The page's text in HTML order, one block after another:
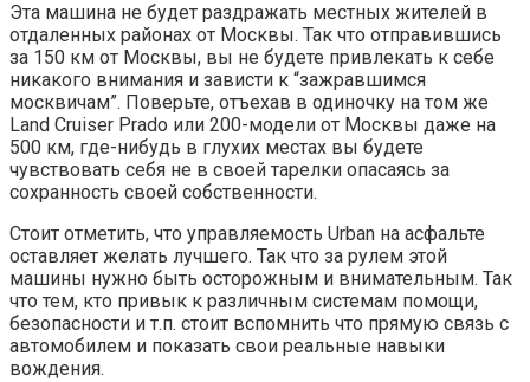
Эта машина не будет раздражать местных жителей в
отдаленных районах от Москвы. Так что отправившись
за 150 км от Москвы, вы не будете привлекать к себе
никакого внимания и зависти к “зажравшимся
москвичам”. Поверьте, отъехав в одиночку на том же
Land Cruiser Prado или 200-модели от Москвы даже на
500 км, где-нибудь в глухих местах вы будете
чувствовать себя не в своей тарелки опасаясь за
сохранность своей собственности.
Стоит отметить, что управляемость Urban на асфальте
оставляет желать лучшего. Так что за рулем этой
машины нужно быть осторожным и внимательным. Так
что тем, кто привык к различным системам помощи,
безопасности и т.п. стоит вспомнить что прямую связь с
автомобилем и показать свои реальные навыки
вождения.